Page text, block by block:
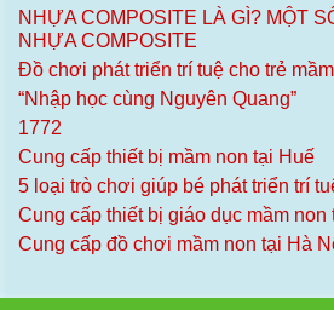
NHỰA COMPOSITE LÀ GÌ? MỘT
NHỰA COMPOSITE
Đồ chơi phát triển trí tuệ cho trẻ
“Nhập học cùng Nguyên Quang”
1772
Cung cấp thiết bị mầm non tại Huế
5 loại trò chơi giúp bé phát triển trí
Cung cấp thiết bị giáo dục mầm
Cung cấp đồ chơi mầm non tại Hà